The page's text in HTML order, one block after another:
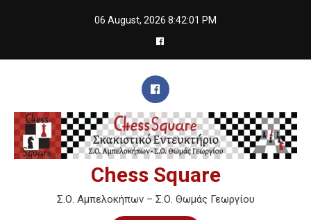
06 August, 2026 8:42:01 PM
Chess Square
Σ.Ο. Αμπελοκήπων – Σ.Ο. Θωμάς Γεωργίου